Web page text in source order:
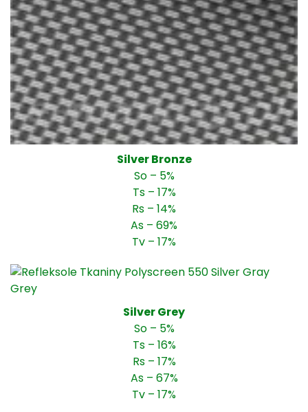
Silver Bronze
So – 5%
Ts – 17%
Rs – 14%
As – 69%
Tv – 17%
Silver Grey
So – 5%
Ts – 16%
Rs – 17%
As – 67%
Tv – 17%